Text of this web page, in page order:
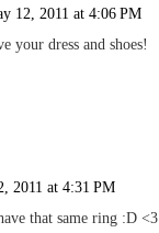
12, 2011 at 4:06 PM
your dress and shoes!
2011 at 4:31 PM
that same ring :D <3